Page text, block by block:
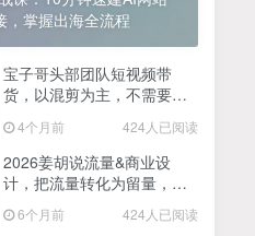
操作，20秒一单，零投入纯薅羊毛，无门槛，一天200+【揭秘】
聊天就有收益的项目，一个月收益5000+
玩法，搭配文档和网页，日入1k+零门槛小白首选副业
转私域变现，日轻松变现2张+，5分钟简单复制好上手
法，冷门赛道，日入1k+
，掌握出海全流程
宝子哥头部团队短视频带
货，以混剪为主，不需要真
26年3月】
4个月前 424人已阅读
2026姜胡说流量&商业设
计，把流量转化为留量，设
6个月前 424人已阅读